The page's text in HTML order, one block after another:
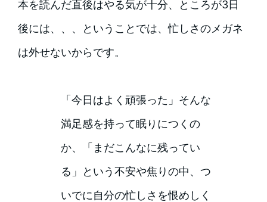
本を読んだ直後はやる気が十分、ところが3日
後には、、、ということでは、忙しさのメガネ
は外せないからです。
「今日はよく頑張った」そんな
満足感を持って眠りにつくの
か、「まだこんなに残ってい
る」という不安や焦りの中、つ
いでに自分の忙しさを恨めしく